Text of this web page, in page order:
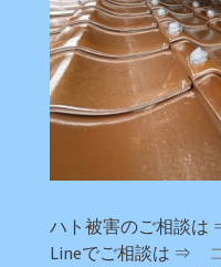
ハト被害のご相談は
Lineでご相談は ⇒